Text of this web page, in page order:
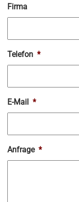
Firma
Telefon *
E-Mail *
Anfrage *